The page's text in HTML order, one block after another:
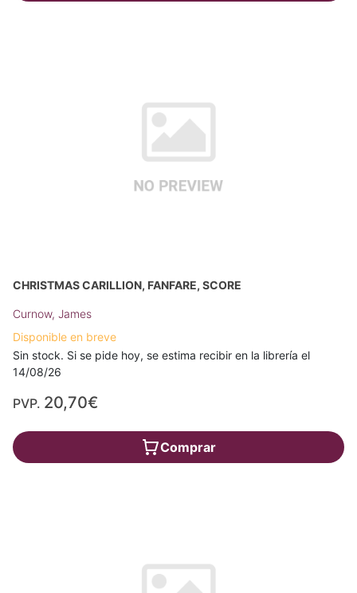
CHRISTMAS CARILLION, FANFARE, SCORE
Curnow, James
Disponible en breve
Sin stock. Si se pide hoy, se estima recibir en la librería el
14/08/26
PVP. 20,70€
Comprar